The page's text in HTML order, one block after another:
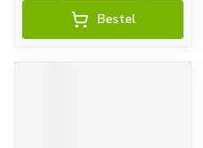
Bestel